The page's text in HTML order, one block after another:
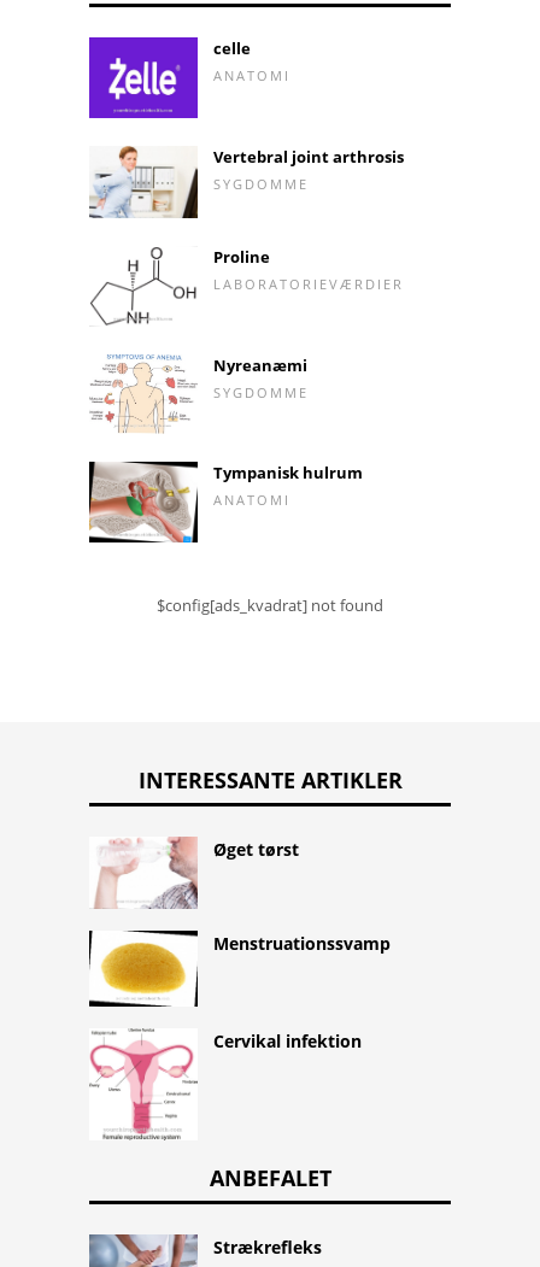
celle
ANATOMI
Vertebral joint arthrosis
SYGDOMME
Proline
LABORATORIEVÆRDIER
Nyreanæmi
SYGDOMME
Tympanisk hulrum
ANATOMI
$config[ads_kvadrat] not found
INTERESSANTE ARTIKLER
Øget tørst
Menstruationssvamp
Cervikal infektion
ANBEFALET
Strækrefleks